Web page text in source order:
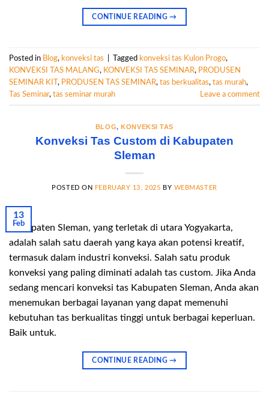
CONTINUE READING→
Posted in Blog, konveksi tas Tagged konveksi tas Kulon Progo,
KONVEKSI TAS MALANG, KONVEKSI TAS SEMINAR, PRODUSEN
SEMINAR KIT , PRODUSEN TAS SEMINAR, tas berkualitas, tas murah,
Tas Seminar, tas seminar murah Leave a comment
BLOG, KONVEKSI TAS
Konveksi Tas Custom di Kabupaten
Sleman
POSTED ON FEBRUARY 13, 2025 BY WEBMASTER
13
Feb
Kabupaten Sleman, yang terletak di utara Yogyakarta,
adalah salah satu daerah yang kaya akan potensi kreatif,
termasuk dalam industri konveksi. Salah satu produk
konveksi yang paling diminati adalah tas custom. Jika Anda
sedang mencari konveksi tas Kabupaten Sleman, Anda akan
menemukan berbagai layanan yang dapat memenuhi
kebutuhan tas berkualitas tinggi untuk berbagai keperluan.
Baik untuk.
CONTINUE READING→